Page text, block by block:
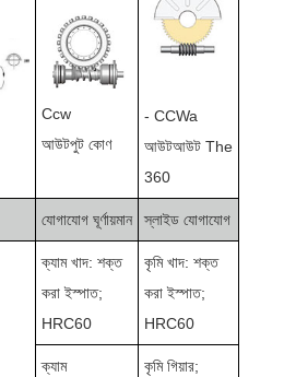
Ccw
আউটপুট কোণ
- CCWa
আউটআউট The
360
যোগাযোগ ঘূর্ণায়মান স্লাইড যোগাযোগ
ক্যাম খাদ: শক্ত
করা ইস্পাত;
HRC60
কৃমি খাদ: শক্ত
করা ইস্পাত;
HRC60
ক্যাম
কৃমি গিয়ার;